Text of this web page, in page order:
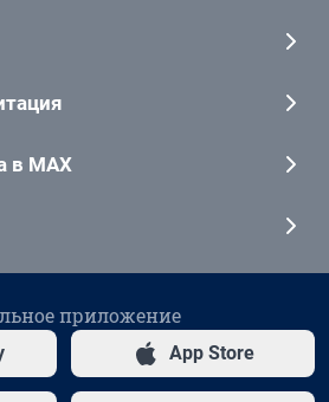
в MAX
приложение
App Store